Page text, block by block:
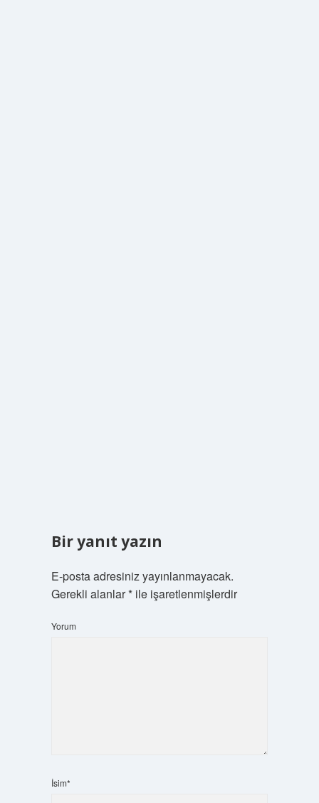
Bir yanıt yazın
E-posta adresiniz yayınlanmayacak.
Gerekli alanlar*ile işaretlenmişlerdir
Yorum
İsim*